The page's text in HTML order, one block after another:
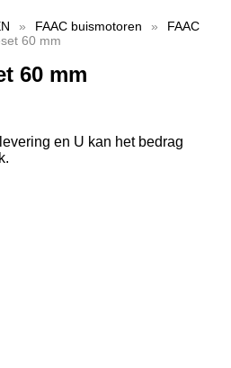
» FAAC buismotoren »
FAAC
60 mm
60 mm
en U kan het bedrag